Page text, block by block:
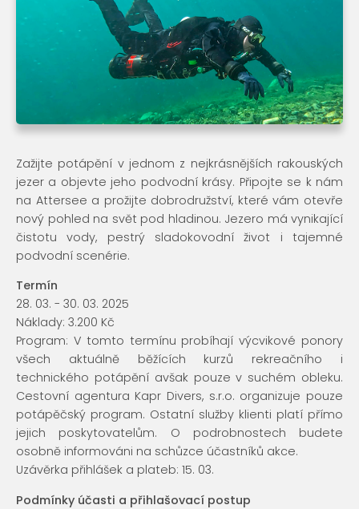
Zažijte potápění v jednom z nejkrásnějších rakouských
jezer a objevte jeho podvodní krásy. Připojte se k nám
na Attersee a prožijte dobrodružství, které vám otevře
nový pohled na svět pod hladinou. Jezero má vynikající
čistotu vody, pestrý sladokovodní život i tajemné
podvodní scenérie.
Termín
28. 03. - 30. 03. 2025
Náklady: 3.200 Kč
Program: V tomto termínu probíhají výcvikové ponory
všech aktuálně běžících kurzů rekreačního i
technického potápění avšak pouze v suchém obleku.
Cestovní agentura Kapr Divers, s.r.o. organizuje pouze
potápěčský program. Ostatní služby klienti platí přímo
jejich poskytovatelům. O podrobnostech budete
osobně informováni na schůzce účastníků akce.
Uzávěrka přihlášek a plateb: 15. 03.
Podmínky účasti a přihlašovací postup